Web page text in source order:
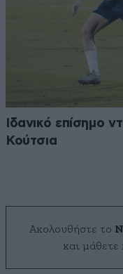
Ιδανικό επίσημο
Κούτσια
Ακολουθήστε το
και μάθετε